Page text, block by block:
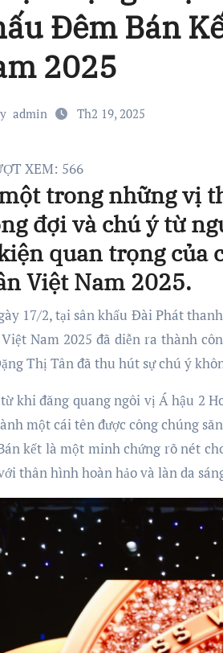
Đêm Bán
2025
admin Th2 19, 2025
XEM: 566
trong những vị
đợi và chú ý từ
quan trọng của
Việt Nam 2025.
Nam 2025 đã diễn ra thành
Thị Tân đã thu hút sự chú ý
khi đăng quang ngôi vị Á hậu 2
một cái tên được công chúng
kết là một minh chứng rõ nét
thân hình hoàn hảo và làn da